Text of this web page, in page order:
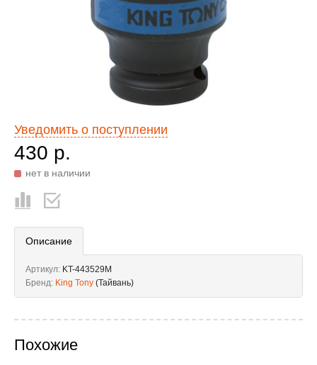
Уведомить о поступлении
430 р.
нет в наличии
Описание
Артикул: KT-443529M
Бренд: King Tony (Тайвань)
Похожие